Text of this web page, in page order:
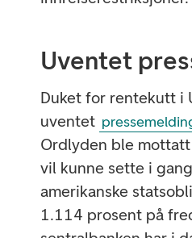
Uventet
Duket for rentekutt i
uventet
Ordlyden ble
vil kunne sette i
amerikanske
1.114 prosent på